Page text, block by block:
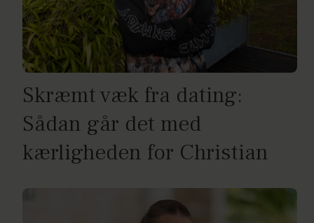
Skræmt væk fra dating:
Sådan går det med
kærligheden for Christian